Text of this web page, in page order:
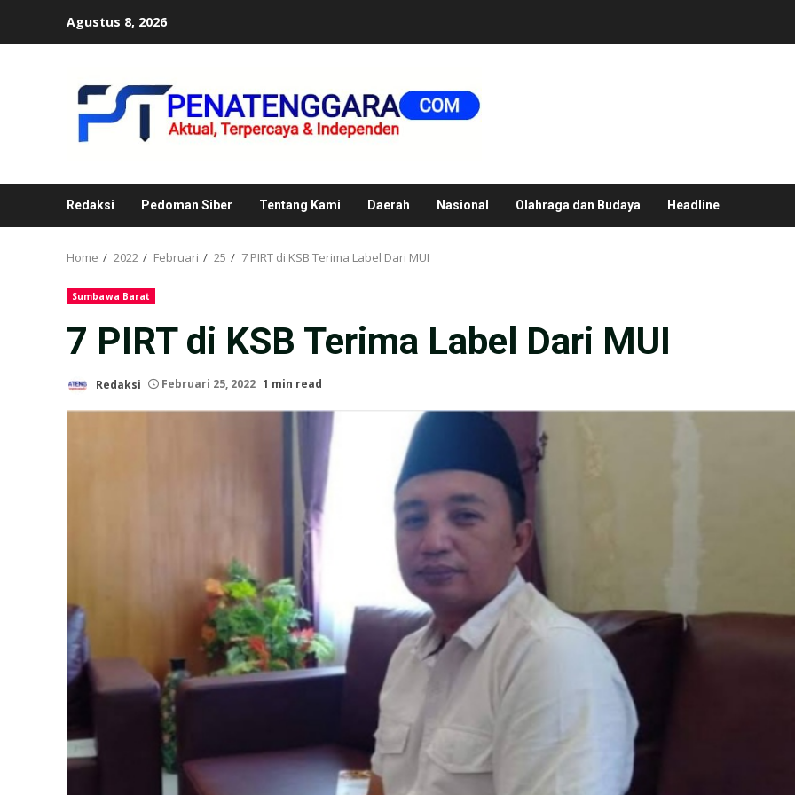
Agustus 8, 2026
Redaksi Pedoman Siber Tentang Kami Daerah Nasional Olahraga dan Budaya Headline
Home 2022 Februari 25 7 PIRT di KSB Terima Label Dari MUI
Sumbawa Barat
7 PIRT di KSB Terima Label Dari MUI
Redaksi Februari 25, 2022 1 min read